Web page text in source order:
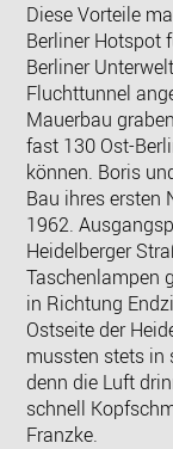
Diese Vorteile
Berliner Hotspot
Berliner
Fluchttunnel
Mauerbau
fast 130 Ost-
können. Boris
Bau ihres ersten
1962.
Heidelberger
Taschenlampen
in Richtung
Ostseite der
mussten stets in
denn die Luft
schnell
Franzke.